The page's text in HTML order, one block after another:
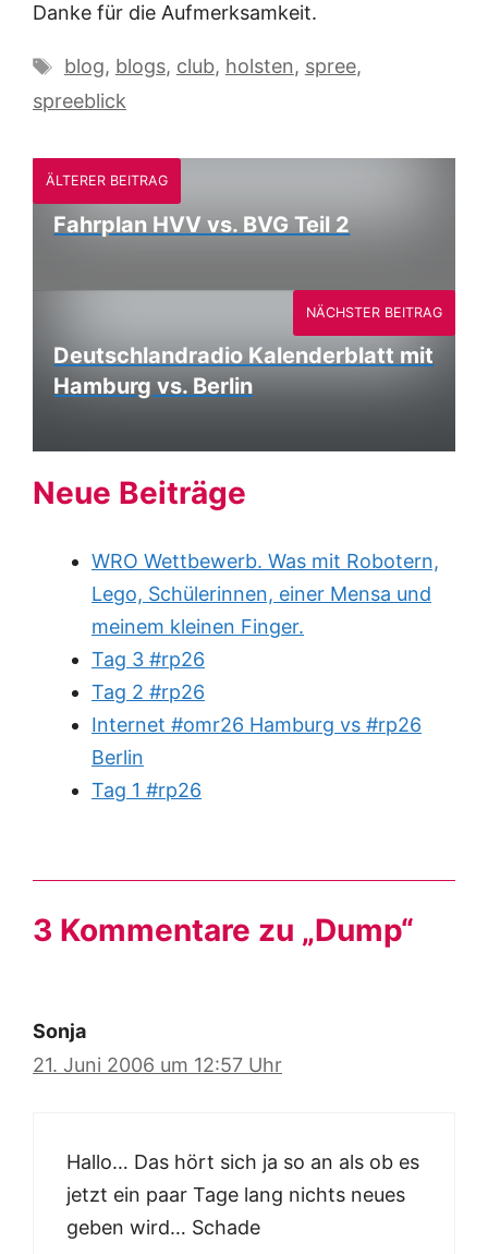
Danke für die Aufmerksamkeit.
Schlagwörter
blog, blogs, club, holsten, spree,
spreeblick
ÄLTERER BEITRAG
Fahrplan HVV vs. BVG Teil 2
Deutschlandradio Kalenderblatt mit
Hamburg vs. Berlin
NÄCHSTER BEITRAG
Neue Beiträge
WRO Wettbewerb. Was mit Robotern,
Lego, Schülerinnen, einer Mensa und
meinem kleinen Finger.
Tag 3 #rp26
Tag 2 #rp26
Internet #omr26 Hamburg vs #rp26
Berlin
Tag 1 #rp26
3 Kommentare zu „Dump“
Sonja
21. Juni 2006 um 12:57 Uhr
Hallo… Das hört sich ja so an als ob es
jetzt ein paar Tage lang nichts neues
geben wird… Schade